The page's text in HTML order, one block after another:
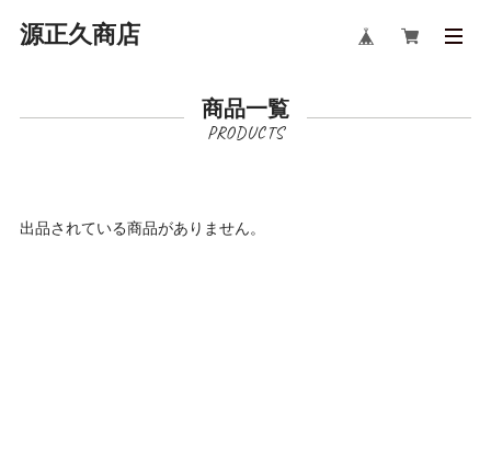
源正久商店
商品一覧
出品されている商品がありません。